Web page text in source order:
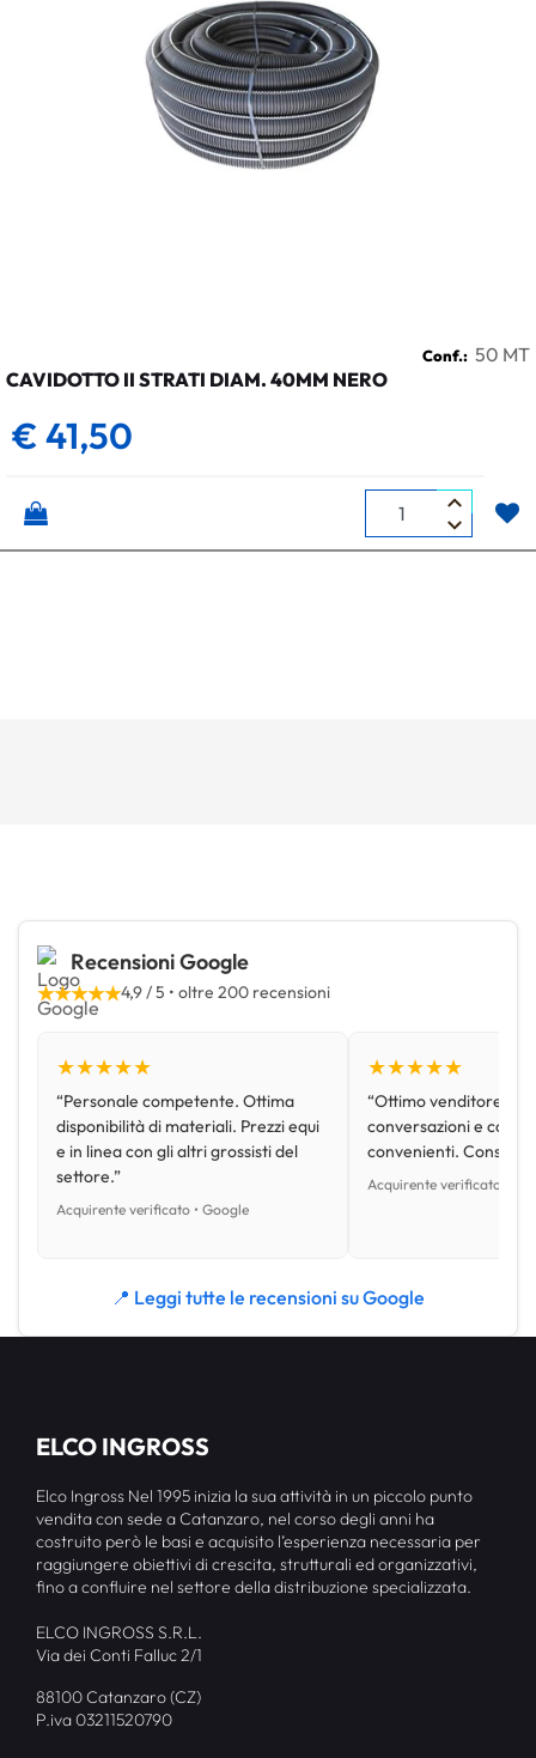
Conf.: 50 MT
CAVIDOTTO II STRATI DIAM. 40MM NERO
€ 41,50
Quantità
Recensioni Google
★★★★★4,9 / 5 • oltre 200 recensioni
★★★★★
“Personale competente. Ottima
disponibilità di materiali. Prezzi equi
e in linea con gli altri grossisti del
settore.”
Acquirente verificato • Google
★★★★★
“Ottimo venditore,
conversazioni e con
convenienti.
Acquirente verificato •
📍 Leggi tutte le recensioni su Google
ELCO INGROSS
Elco Ingross Nel 1995 inizia la sua attività in un piccolo punto
vendita con sede a Catanzaro, nel corso degli anni ha
costruito però le basi e acquisito l’esperienza necessaria per
raggiungere obiettivi di crescita, strutturali ed organizzativi,
fino a confluire nel settore della distribuzione specializzata.
ELCO INGROSS S.R.L.
Via dei Conti Falluc 2/1
88100 Catanzaro (CZ)
P.iva 03211520790